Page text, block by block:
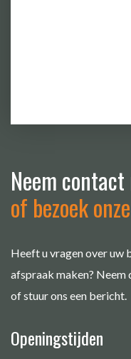
Neem
of bezoek
Heeft u vragen over uw
afspraak maken? Neem
of stuur ons een bericht.
Openingstijden